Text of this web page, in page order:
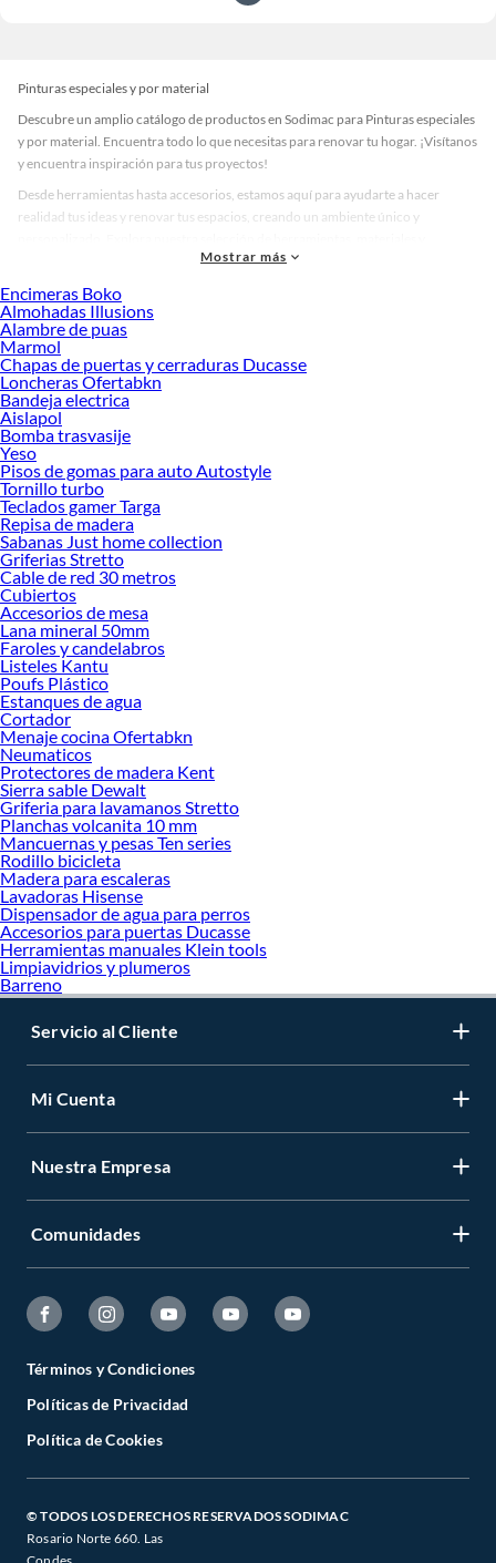
Pinturas especiales y por material
Descubre un amplio catálogo de productos en Sodimac para Pinturas especiales
y por material. Encuentra todo lo que necesitas para renovar tu hogar. ¡Visítanos
y encuentra inspiración para tus proyectos!
Desde herramientas hasta accesorios, estamos aquí para ayudarte a hacer
realidad tus ideas y renovar tus espacios, creando un ambiente único y
accesorios de calidad que te ayudarán a crear un espacio más tú.
Desde remodelaciones hasta proyectos de decoración, estamos aquí para hacer
tus ideas realidad. ¡Visítanos y encuentra todo lo que tenemos para ofrecerte en
Pinturas especiales y por material!
Explora la variedad de productos de Pinturas especiales y por material
en Sodimac
Herramientas, materiales y accesorios de calidad para tus proyectos y
renovación de espacios. ¡Visítanos y descubre todo lo que tenemos para
ofrecerte!
Encuentra una amplia variedad de productos de Pinturas especiales y por
material en Sodimac. Encuentra todo lo necesario para tus proyectos de
renovación y decoración. ¡Visítanos y haz tus ideas realidad!
Mostrar más
Encimeras Boko
Almohadas Illusions
Alambre de puas
Marmol
Chapas de puertas y cerraduras Ducasse
Loncheras Ofertabkn
Bandeja electrica
Aislapol
Bomba trasvasije
Yeso
Pisos de gomas para auto Autostyle
Tornillo turbo
Teclados gamer Targa
Repisa de madera
Sabanas Just home collection
Griferias Stretto
Cable de red 30 metros
Cubiertos
Accesorios de mesa
Lana mineral 50mm
Faroles y candelabros
Listeles Kantu
Poufs Plástico
Estanques de agua
Cortador
Menaje cocina Ofertabkn
Neumaticos
Protectores de madera Kent
Sierra sable Dewalt
Griferia para lavamanos Stretto
Planchas volcanita 10 mm
Mancuernas y pesas Ten series
Rodillo bicicleta
Madera para escaleras
Lavadoras Hisense
Dispensador de agua para perros
Accesorios para puertas Ducasse
Herramientas manuales Klein tools
Limpiavidrios y plumeros
Barreno
Servicio al Cliente
Mi Cuenta
Nuestra Empresa
Comunidades
Términos y Condiciones
Políticas de Privacidad
Política de Cookies
© TODOS LOS DERECHOS RESERVADOS SODIMAC
Rosario Norte 660. Las